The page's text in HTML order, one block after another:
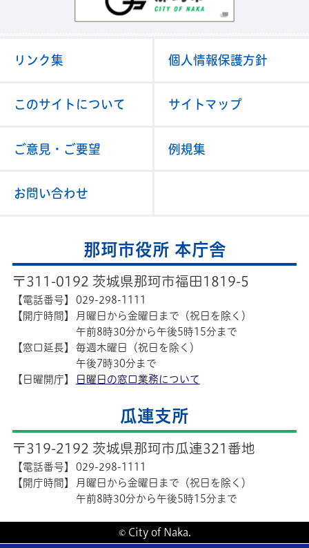
リンク集 個人情報保護方針
このサイトについて サイトマップ
ご意見・ご要望 例規集
お問い合わせ
那珂市役所 本庁舎
〒311-0192 茨城県那珂市福田1819-5
【電話番号】
029-298-1111
【開庁時間】
月曜日から金曜日まで（祝日を除く）
午前8時30分から午後5時15分まで
【窓口延長】
毎週木曜日（祝日を除く）
午後7時30分まで
【日曜開庁】
日曜日の窓口業務について
瓜連支所
〒319-2192 茨城県那珂市瓜連321番地
【電話番号】
029-298-1111
【開庁時間】
月曜日から金曜日まで（祝日を除く）
午前8時30分から午後5時15分まで
© City of Naka.